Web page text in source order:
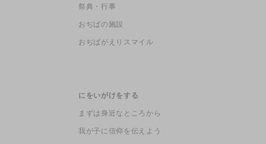
祭典・行事
おぢばの施設
おぢばがえりスマイル
にをいがけをする
まずは身近なところから
我が子に信仰を伝えよう